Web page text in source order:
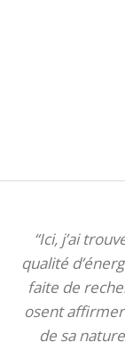
“Ici, j’ai
qualité
faite de
osent affirmer
de sa